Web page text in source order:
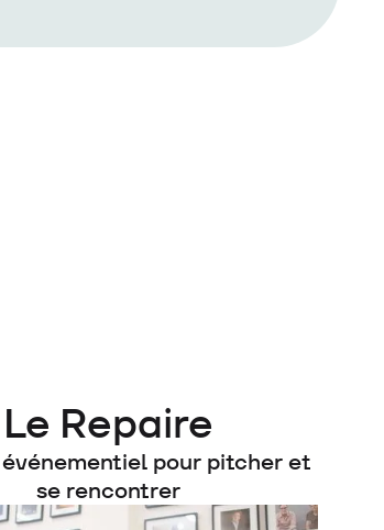
Le Repaire
événementiel pour pitcher et
se rencontrer